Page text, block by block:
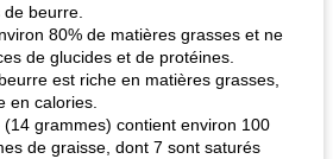
beurre.
80% de matières grasses et ne
de glucides et de protéines.
est riche en matières grasses,
en calories.
grammes) contient environ 100
de graisse, dont 7 sont saturés